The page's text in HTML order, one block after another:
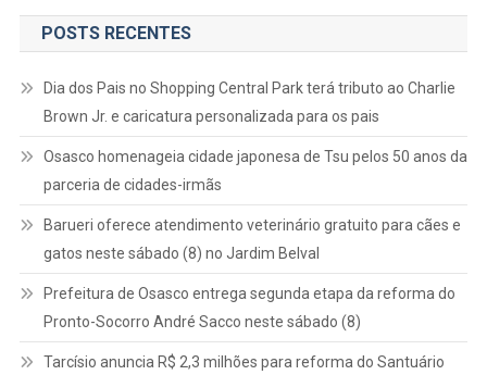
POSTS RECENTES
Dia dos Pais no Shopping Central Park terá tributo ao Charlie
Brown Jr. e caricatura personalizada para os pais
Osasco homenageia cidade japonesa de Tsu pelos 50 anos da
parceria de cidades-irmãs
Barueri oferece atendimento veterinário gratuito para cães e
gatos neste sábado (8) no Jardim Belval
Prefeitura de Osasco entrega segunda etapa da reforma do
Pronto-Socorro André Sacco neste sábado (8)
Tarcísio anuncia R$ 2,3 milhões para reforma do Santuário